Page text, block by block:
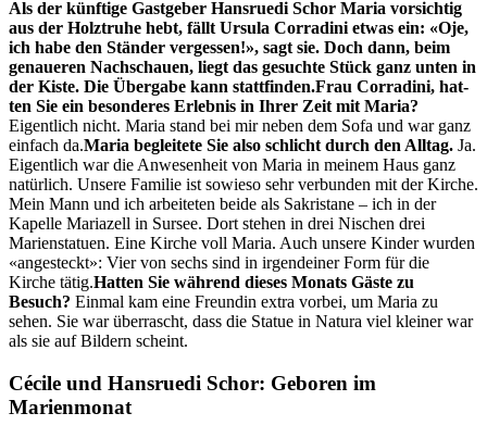
Als der kün­ftige Gast­ge­ber Han­srue­di Schor Maria vor­sichtig
aus der Holztruhe hebt, fällt Ursu­la Cor­ra­di­ni etwas ein: «Oje,
ich habe den Stän­der vergessen!», sagt sie. Doch dann, beim
genaueren Nach­schauen, liegt das gesuchte Stück ganz unten in
der Kiste. Die Über­gabe kann stat­tfind­en.Frau Cor­ra­di­ni, hat­
ten Sie ein beson­deres Erleb­nis in Ihrer Zeit mit Maria?
Eigentlich nicht. Maria stand bei mir neben dem Sofa und war ganz
ein­fach da.Maria begleit­ete Sie also schlicht durch den All­t­ag. Ja.
Eigentlich war die Anwe­sen­heit von Maria in meinem Haus ganz
natür­lich. Unsere Fam­i­lie ist sowieso sehr ver­bun­den mit der Kirche.
Mein Mann und ich arbeit­eten bei­de als Sakris­tane – ich in der
Kapelle Mari­azell in Sursee. Dort ste­hen in drei Nis­chen drei
Marien­stat­uen. Eine Kirche voll Maria. Auch unsere Kinder wur­den
«angesteckt»: Vier von sechs sind in irgen­dein­er Form für die
Kirche tätig.Hat­ten Sie während dieses Monats Gäste zu
Besuch? Ein­mal kam eine Fre­undin extra vor­bei, um Maria zu
sehen. Sie war über­rascht, dass die Stat­ue in Natu­ra viel klein­er war
als sie auf Bildern scheint.
Cécile und Hansruedi Schor: Geboren im
Marienmonat